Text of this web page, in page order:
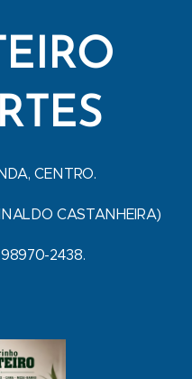
CENTRO.
CASTANHEIRA)
2438.